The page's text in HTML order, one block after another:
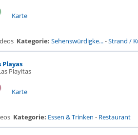
Karte
Kategorie: Sehenswürdigke...-Strand /
Playas
Playitas
Karte
Kategorie: Essen & Trinken - Restaurant